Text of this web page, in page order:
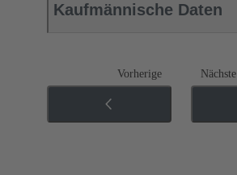
Kaufmännische Daten
Vorherige Nächste